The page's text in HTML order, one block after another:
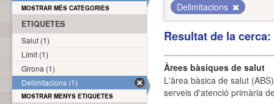
Delimitacions
Resultat de la
Àrees bàsiques de salut
L'àrea bàsica de salut
serveis d'atenció primària
MOSTRAR MÉS CATEGORIES
ETIQUETES
Salut (1)
Límit (1)
Girona (1)
Delimitacions (1)
MOSTRAR MENYS ETIQUETES